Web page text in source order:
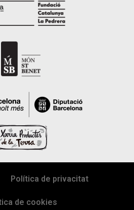
Política de privacitat
de cookies